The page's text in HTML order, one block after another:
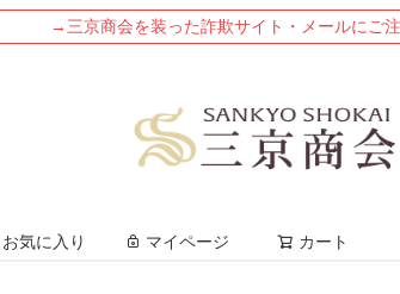
→三京商会を装った詐欺サイト・メールにご
お気に入り マイページ カート